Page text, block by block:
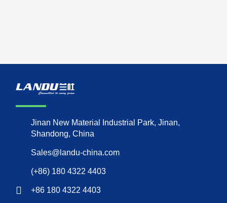
Jinan New Material Industrial Park, Jinan,
Shandong, China
Sales@landu-china.com
(+86) 180 4322 4403
+86 180 4322 4403